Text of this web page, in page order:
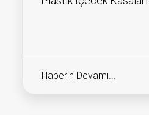
Haberin Devamı...